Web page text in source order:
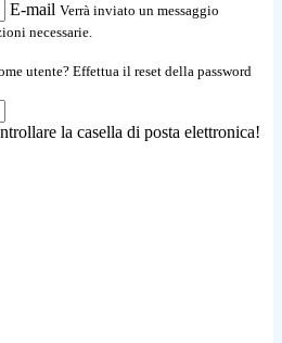
E-mail Verrà inviato un messaggio
necessarie.
utente? Effettua il reset della password
la casella di posta elettronica!